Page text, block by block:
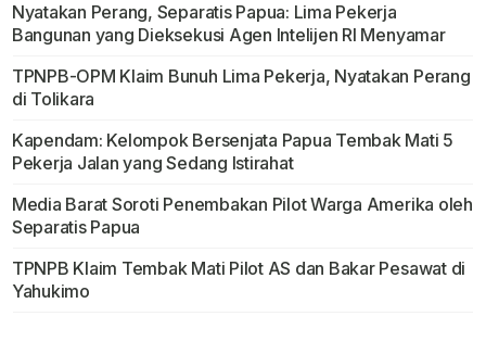
Nyatakan Perang, Separatis Papua: Lima Pekerja
Bangunan yang Dieksekusi Agen Intelijen RI Menyamar
TPNPB-OPM Klaim Bunuh Lima Pekerja, Nyatakan Perang
di Tolikara
Kapendam: Kelompok Bersenjata Papua Tembak Mati 5
Pekerja Jalan yang Sedang Istirahat
Media Barat Soroti Penembakan Pilot Warga Amerika oleh
Separatis Papua
TPNPB Klaim Tembak Mati Pilot AS dan Bakar Pesawat di
Yahukimo